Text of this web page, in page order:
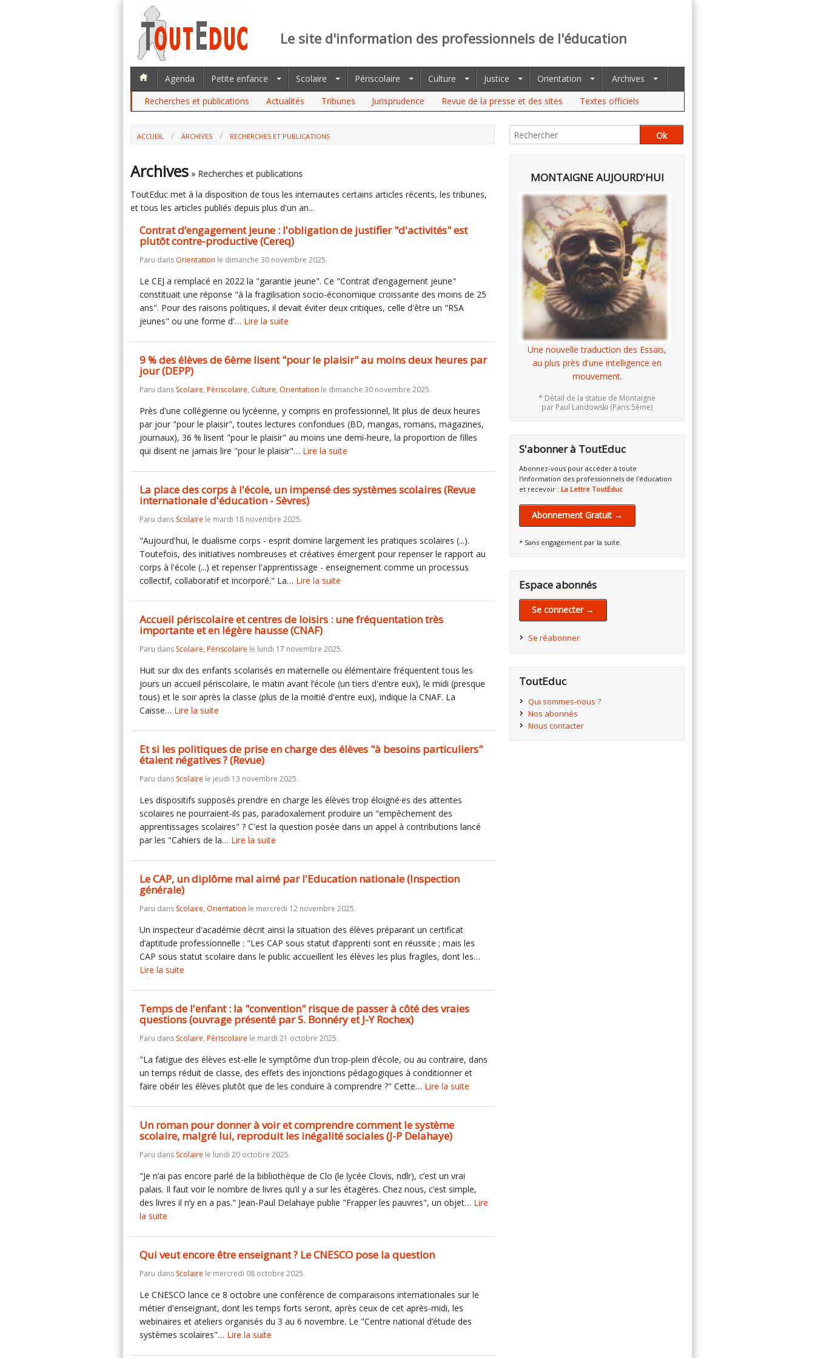
Le site d'information des professionnels de l'éducation
Agenda Petite enfance Scolaire Périscolaire Culture Justice Orientation
Archives
Recherches et publications
Actualités Tribunes Jurisprudence Revue de la presse et des sites Textes officiels
ACCUEIL ARCHIVES RECHERCHES ET PUBLICATIONS
Archives » Recherches et publications
ToutEduc met à la disposition de tous les internautes certains articles récents, les tribunes,
et tous les articles publiés depuis plus d'un an...
Contrat d’engagement jeune : l'obligation de justifier "d'activités" est
plutôt contre-productive (Cereq)
Paru dans Orientation le dimanche 30 novembre 2025.
Le CEJ a remplacé en 2022 la "garantie jeune". Ce "Contrat d’engagement jeune"
constituait une réponse "à la fragilisation socio-économique croissante des moins de 25
ans". Pour des raisons politiques, il devait éviter deux critiques, celle d'être un "RSA
jeunes" ou une forme d'… Lire la suite
9 % des élèves de 6ème lisent "pour le plaisir" au moins deux heures par
jour (DEPP)
Paru dans Scolaire, Périscolaire, Culture, Orientation le dimanche 30 novembre 2025.
Près d'une collégienne ou lycéenne, y compris en professionnel, lit plus de deux heures
par jour "pour le plaisir", toutes lectures confondues (BD, mangas, romans, magazines,
journaux), 36 % lisent "pour le plaisir" au moins une demi-heure, la proportion de filles
qui disent ne jamais lire "pour le plaisir"… Lire la suite
La place des corps à l'école, un impensé des systèmes scolaires (Revue
internationale d'éducation - Sèvres)
Paru dans Scolaire le mardi 18 novembre 2025.
"Aujourd'hui, le dualisme corps - esprit domine largement les pratiques scolaires (...).
Toutefois, des initiatives nombreuses et créatives émergent pour repenser le rapport au
corps à l'école (...) et repenser l'apprentissage - enseignement comme un processus
collectif, collaboratif et incorporé." La… Lire la suite
Accueil périscolaire et centres de loisirs : une fréquentation très
importante et en légère hausse (CNAF)
Paru dans Scolaire, Périscolaire le lundi 17 novembre 2025.
Huit sur dix des enfants scolarisés en maternelle ou élémentaire fréquentent tous les
jours un accueil périscolaire, le matin avant l’école (un tiers d'entre eux), le midi (presque
tous) et le soir après la classe (plus de la moitié d'entre eux), indique la CNAF. La
Caisse… Lire la suite
Et si les politiques de prise en charge des élèves "à besoins particuliers"
étaient négatives ? (Revue)
Paru dans Scolaire le jeudi 13 novembre 2025.
Les dispositifs supposés prendre en charge les élèves trop éloigné·es des attentes
scolaires ne pourraient-ils pas, paradoxalement produire un "empêchement des
apprentissages scolaires" ? C'est la question posée dans un appel à contributions lancé
par les "Cahiers de la… Lire la suite
Le CAP, un diplôme mal aimé par l'Education nationale (Inspection
générale)
Paru dans Scolaire, Orientation le mercredi 12 novembre 2025.
Un inspecteur d'académie décrit ainsi la situation des élèves préparant un certificat
d’aptitude professionnelle : "Les CAP sous statut d’apprenti sont en réussite ; mais les
CAP sous statut scolaire dans le public accueillent les élèves les plus fragiles, dont les…
Lire la suite
Temps de l'enfant : la "convention" risque de passer à côté des vraies
questions (ouvrage présenté par S. Bonnéry et J-Y Rochex)
Paru dans Scolaire, Périscolaire le mardi 21 octobre 2025.
"La fatigue des élèves est-elle le symptôme d’un trop-plein d’école, ou au contraire, dans
un temps réduit de classe, des effets des injonctions pédagogiques à conditionner et
faire obéir les élèves plutôt que de les conduire à comprendre ?" Cette… Lire la suite
Un roman pour donner à voir et comprendre comment le système
scolaire, malgré lui, reproduit les inégalité sociales (J-P Delahaye)
Paru dans Scolaire le lundi 20 octobre 2025.
"Je n’ai pas encore parlé de la bibliothèque de Clo (le lycée Clovis, ndlr), c’est un vrai
palais. Il faut voir le nombre de livres qu’il y a sur les étagères. Chez nous, c’est simple,
des livres il n’y en a pas." Jean-Paul Delahaye publie "Frapper les pauvres", un objet… Lire
la suite
Qui veut encore être enseignant ? Le CNESCO pose la question
Paru dans Scolaire le mercredi 08 octobre 2025.
Le CNESCO lance ce 8 octobre une conférence de comparaisons internationales sur le
métier d'enseignant, dont les temps forts seront, après ceux de cet après-midi, les
webinaires et ateliers organisés du 3 au 6 novembre. Le "Centre national d’étude des
systèmes scolaires"… Lire la suite
MONTAIGNE AUJOURD'HUI
Une nouvelle traduction des Essais,
au plus près d'une intelligence en
mouvement.
* Détail de la statue de Montaigne
par Paul Landowski (Paris 5ème)
S'abonner à ToutEduc
Abonnez-vous pour accéder à toute
l'information des professionnels de l'éducation
et recevoir : La Lettre ToutEduc
Abonnement Gratuit →
* Sans engagement par la suite.
Espace abonnés
Se connecter →
Se réabonner
ToutEduc
Qui sommes-nous ?
Nos abonnés
Nous contacter